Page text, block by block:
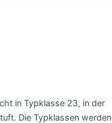
in Typklasse 23, in der
Die Typklassen werden